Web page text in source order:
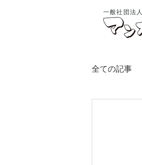
一般社団法人
全ての記事